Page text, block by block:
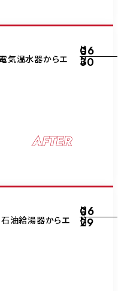
気温水器からエ
2025
06
30
AFTER
油給湯器からエ
2025
06
29